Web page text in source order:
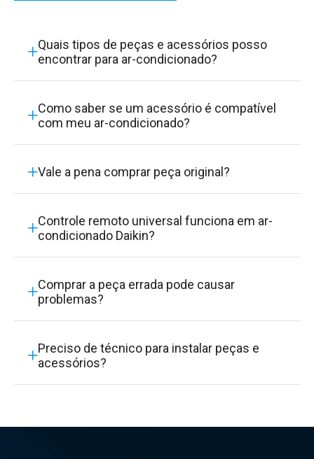
Quais tipos de peças e acessórios posso
encontrar para ar-condicionado?
Como saber se um acessório é compatível
com meu ar-condicionado?
Vale a pena comprar peça original?
Controle remoto universal funciona em ar-
condicionado Daikin?
Comprar a peça errada pode causar
problemas?
Preciso de técnico para instalar peças e
acessórios?